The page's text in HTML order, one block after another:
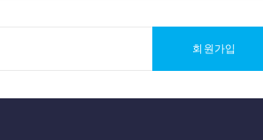
회원가입